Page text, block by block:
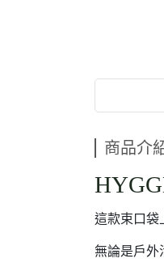
商品介
這款束口袋
無論是戶外